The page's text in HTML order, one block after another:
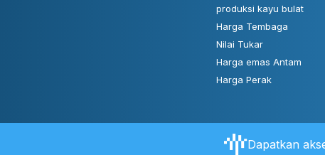
produksi kayu bulat
Harga Tembaga
Nilai Tukar
Harga emas Antam
Harga Perak
Aturan Pengguna FAQ Hubungi
Dapatkan